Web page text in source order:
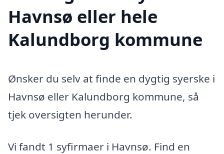
Havnsø eller hele
Kalundborg kommune
Ønsker du selv at finde en dygtig syerske i
Havnsø eller Kalundborg kommune, så
tjek oversigten herunder.
Vi fandt 1 syfirmaer i Havnsø. Find en